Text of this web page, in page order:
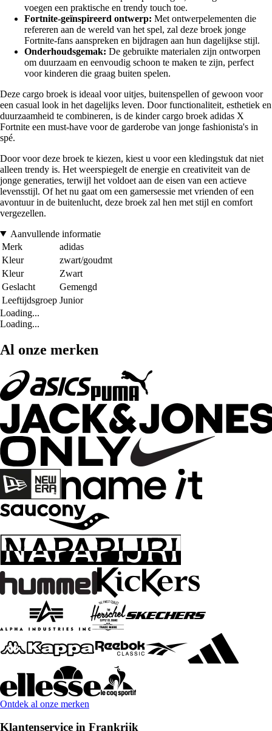
voegen een praktische en trendy touch toe.
Fortnite-geïnspireerd ontwerp: Met ontwerpelementen die
refereren aan de wereld van het spel, zal deze broek jonge
Fortnite-fans aanspreken en bijdragen aan hun dagelijkse stijl.
Onderhoudsgemak: De gebruikte materialen zijn ontworpen
om duurzaam en eenvoudig schoon te maken te zijn, perfect
voor kinderen die graag buiten spelen.
Deze cargo broek is ideaal voor uitjes, buitenspellen of gewoon voor
een casual look in het dagelijks leven. Door functionaliteit, esthetiek en
duurzaamheid te combineren, is de kinder cargo broek adidas X
Fortnite een must-have voor de garderobe van jonge fashionista's in
spé.
Door voor deze broek te kiezen, kiest u voor een kledingstuk dat niet
alleen trendy is. Het weerspiegelt de energie en creativiteit van de
jonge generaties, terwijl het voldoet aan de eisen van een actieve
levensstijl. Of het nu gaat om een gamersessie met vrienden of een
avontuur in de buitenlucht, deze broek zal hen met stijl en comfort
vergezellen.
Aanvullende informatie
Merk
adidas
Kleur
zwart/goudmt
Kleur
Zwart
Geslacht
Gemengd
Leeftijdsgroep Junior
Loading...
Loading...
Al onze merken
Ontdek al onze merken
Klantenservice in Frankrijk